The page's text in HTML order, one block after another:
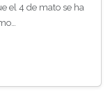
el 4 de mato se ha